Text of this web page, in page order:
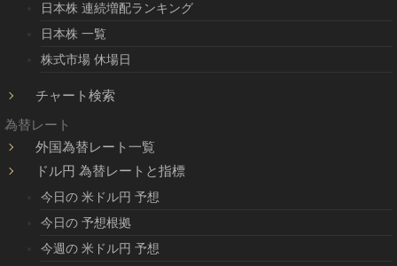
日本株 連続増配ランキング
日本株 一覧
株式市場 休場日
チャート検索
為替レート
外国為替レート一覧
ドル円 為替レートと指標
今日の 米ドル円 予想
今日の 予想根拠
今週の 米ドル円 予想